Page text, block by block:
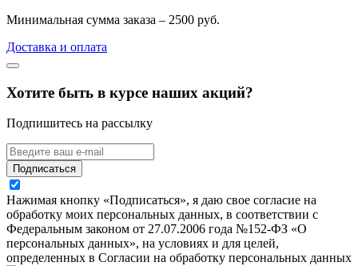
Минимальная сумма заказа – 2500 руб.
Доставка и оплата
Хотите быть в курсе наших акций?
Подпишитесь на рассылку
Подписаться
Нажимая кнопку «Подписаться», я даю свое согласие на
обработку моих персональных данных, в соответствии с
Федеральным законом от 27.07.2006 года №152-ФЗ «О
персональных данных», на условиях и для целей,
определенных в Согласии на обработку персональных данных